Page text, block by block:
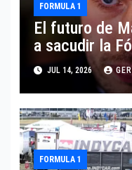
FORMULA 1
El futuro de
a sacudir la
aparece
JUL 14, 2026
FORMULA 1